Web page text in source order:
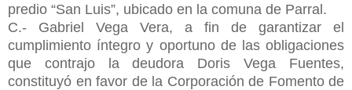
predio “San Luis”, ubicado en la comuna de Parral.
C.- Gabriel Vega Vera, a fin de garantizar el
cumplimiento íntegro y oportuno de las obligaciones
que contrajo la deudora Doris Vega Fuentes,
constituyó en favor de la Corporación de Fomento de